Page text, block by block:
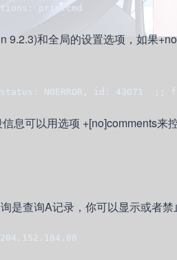
printcmd
和全局的设置选项，如果
NOERROR, id: 43071  ;;
息可以用选项 +[no]comments来
是查询A记录，你可以显示或者